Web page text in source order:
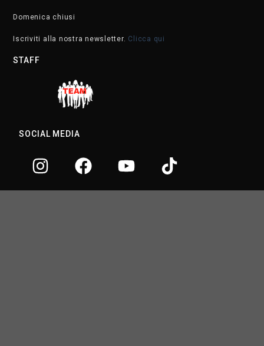
Domenica chiusi
Iscriviti alla nostra newsletter. Clicca qui
STAFF
SOCIAL MEDIA